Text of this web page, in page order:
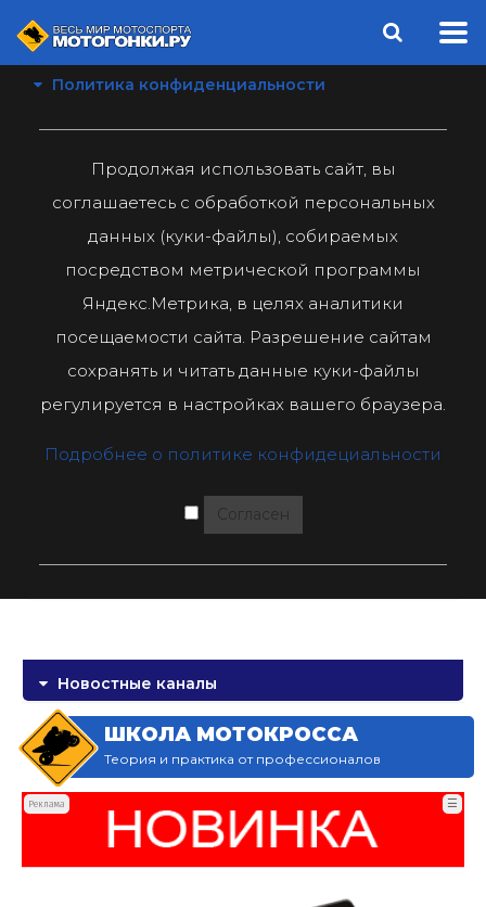
Политика конфиденциальности
Продолжая использовать сайт, вы
соглашаетесь с обработкой персональных
данных (куки-файлы), собираемых
посредством метрической программы
Яндекс.Метрика, в целях аналитики
посещаемости сайта. Разрешение сайтам
сохранять и читать данные куки-файлы
регулируется в настройках вашего браузера.
Подробнее о политике конфидециальности
Согласен
Новостные каналы
ШКОЛА МОТОКРОССА
Теория и практика от профессионалов
Реклама ☰